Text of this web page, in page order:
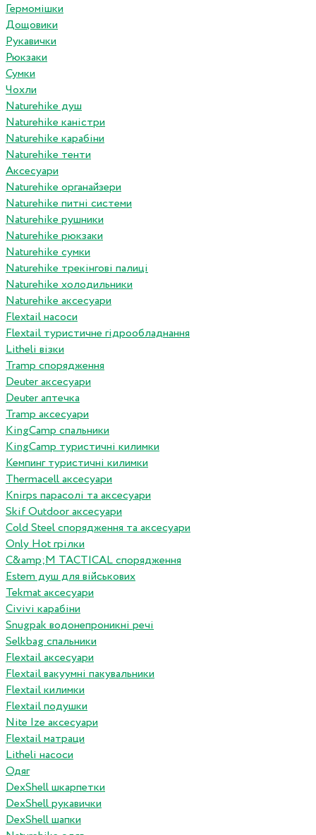
Гермомішки
Дощовики
Рукавички
Рюкзаки
Сумки
Чохли
Naturehike душ
Naturehike каністри
Naturehike карабіни
Naturehike тенти
Аксесуари
Naturehike органайзери
Naturehike питні системи
Naturehike рушники
Naturehike рюкзаки
Naturehike сумки
Naturehike трекінгові палиці
Naturehike холодильники
Naturehike аксесуари
Flextail насоси
Flextail туристичне гідрообладнання
Litheli візки
Tramp спорядження
Deuter аксесуари
Deuter аптечка
Tramp аксесуари
KingCamp спальники
KingCamp туристичні килимки
Кемпинг туристичні килимки
Thermacell аксесуари
Knirps парасолі та аксесуари
Skif Outdoor аксесуари
Cold Steel спорядження та аксесуари
Only Hot грілки
C&amp;M TACTICAL спорядження
Estem душ для військових
Tekmat аксесуари
Сivivi карабіни
Snugpak водонепроникні речі
Selkbag спальники
Flextail аксесуари
Flextail вакуумні пакувальники
Flextail килимки
Flextail подушки
Nite Ize аксесуари
Flextail матраци
Litheli насоси
Одяг
DexShell шкарпетки
DexShell рукавички
DexShell шапки